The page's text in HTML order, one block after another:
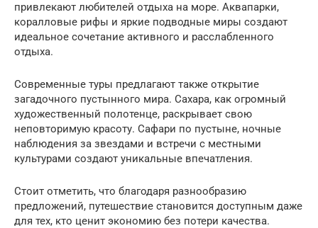
привлекают любителей отдыха на море. Аквапарки,
коралловые рифы и яркие подводные миры создают
идеальное сочетание активного и расслабленного
отдыха.
Современные туры предлагают также открытие
загадочного пустынного мира. Сахара, как огромный
художественный полотенце, раскрывает свою
неповторимую красоту. Сафари по пустыне, ночные
наблюдения за звездами и встречи с местными
культурами создают уникальные впечатления.
Стоит отметить, что благодаря разнообразию
предложений, путешествие становится доступным даже
для тех, кто ценит экономию без потери качества.